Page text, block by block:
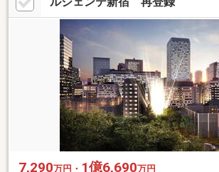
7,290万円・ 1億6,690万円